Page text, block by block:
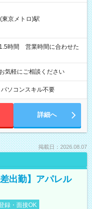
東京メトロ)駅
気軽にご相談ください
パソコンスキル不要
詳細へ
掲載日：2026.08.07
出勤】アパレル
録・面接OK